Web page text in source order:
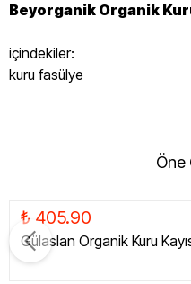
Beyorganik Organik
içindekiler:
kuru fasülye
Öne
₺ 405.90
Gülaslan Organik Kuru